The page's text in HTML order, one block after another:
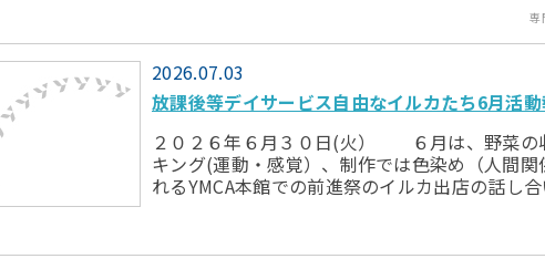
専
2026.07.03
放課後等デイサービス自由なイルカたち6月活
２０２６年６月３０日(火） ６月は、野菜の
キング(運動・感覚）、制作では色染め（人間
れるYMCA本館での前進祭のイルカ出店の話し